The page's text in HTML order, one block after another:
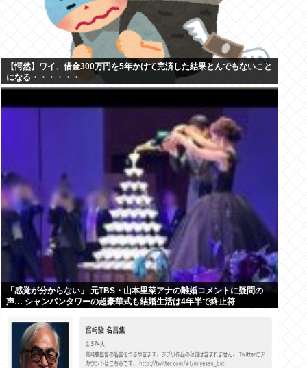
【愕然】ワイ、借金300万円を5年かけて完済した結果とんでもないこと
になる・・・・・・
「感覚が分からない」 元TBS・山本里菜アナの離婚コメントに疑問の
声… シャンパンタワーの超豪華式も結婚生活は4年半で終止符